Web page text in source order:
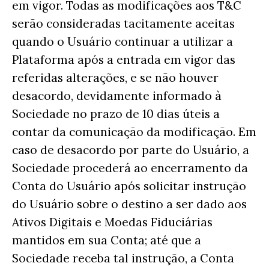
em vigor. Todas as modificações aos T&C
serão consideradas tacitamente aceitas
quando o Usuário continuar a utilizar a
Plataforma após a entrada em vigor das
referidas alterações, e se não houver
desacordo, devidamente informado à
Sociedade no prazo de 10 dias úteis a
contar da comunicação da modificação. Em
caso de desacordo por parte do Usuário, a
Sociedade procederá ao encerramento da
Conta do Usuário após solicitar instrução
do Usuário sobre o destino a ser dado aos
Ativos Digitais e Moedas Fiduciárias
mantidos em sua Conta; até que a
Sociedade receba tal instrução, a Conta